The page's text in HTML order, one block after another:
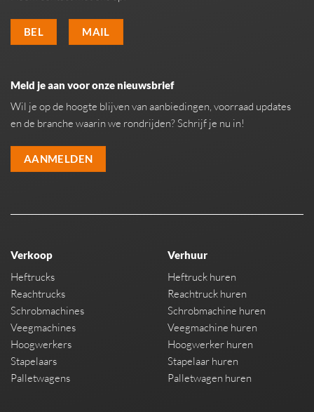
BEL MAIL
Meld je aan voor onze nieuwsbrief
Wil je op de hoogte blijven van aanbiedingen, voorraad updates
en de branche waarin we rondrijden? Schrijf je nu in!
AANMELDEN
Verkoop
Heftrucks
Reachtrucks
Schrobmachines
Veegmachines
Hoogwerkers
Stapelaars
Palletwagens
Verhuur
Heftruck huren
Reachtruck huren
Schrobmachine huren
Veegmachine huren
Hoogwerker huren
Stapelaar huren
Palletwagen huren